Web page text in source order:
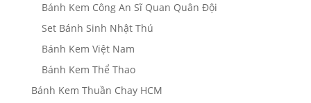
Bánh Kem Công An Sĩ Quan Quân Đội
Set Bánh Sinh Nhật Thú
Bánh Kem Việt Nam
Bánh Kem Thể Thao
Bánh Kem Thuần Chay HCM